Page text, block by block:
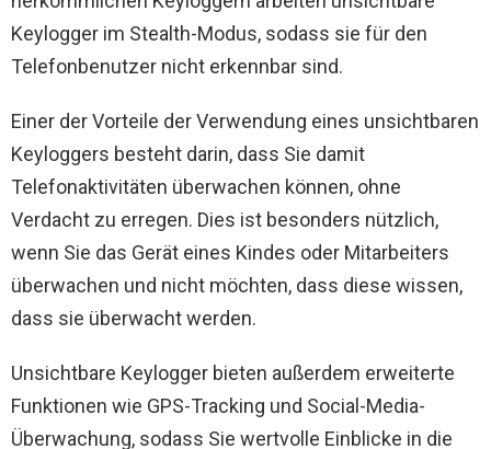
Keylogger im Stealth-Modus, sodass sie für den
Telefonbenutzer nicht erkennbar sind.
Einer der Vorteile der Verwendung eines unsichtbaren
Keyloggers besteht darin, dass Sie damit
Telefonaktivitäten überwachen können, ohne
Verdacht zu erregen. Dies ist besonders nützlich,
wenn Sie das Gerät eines Kindes oder Mitarbeiters
überwachen und nicht möchten, dass diese wissen,
dass sie überwacht werden.
Unsichtbare Keylogger bieten außerdem erweiterte
Funktionen wie GPS-Tracking und Social-Media-
Überwachung, sodass Sie wertvolle Einblicke in die